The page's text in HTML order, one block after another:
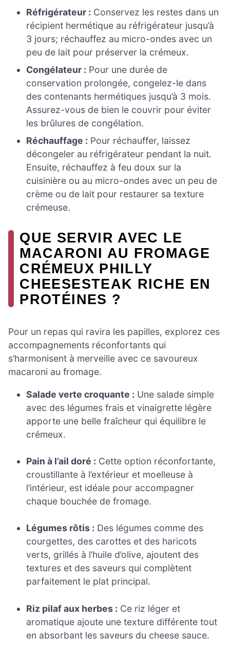
Réfrigérateur : Conservez les restes dans un
récipient hermétique au réfrigérateur jusqu’à
3 jours; réchauffez au micro-ondes avec un
peu de lait pour préserver la crémeux.
Congélateur : Pour une durée de
conservation prolongée, congelez-le dans
des contenants hermétiques jusqu’à 3 mois.
Assurez-vous de bien le couvrir pour éviter
les brûlures de congélation.
Réchauffage : Pour réchauffer, laissez
décongeler au réfrigérateur pendant la nuit.
Ensuite, réchauffez à feu doux sur la
cuisinière ou au micro-ondes avec un peu de
crème ou de lait pour restaurer sa texture
crémeuse.
QUE SERVIR AVEC LE
MACARONI AU FROMAGE
CRÉMEUX PHILLY
CHEESESTEAK RICHE EN
PROTÉINES ?
Pour un repas qui ravira les papilles, explorez ces
accompagnements réconfortants qui
s’harmonisent à merveille avec ce savoureux
macaroni au fromage.
Salade verte croquante : Une salade simple
avec des légumes frais et vinaigrette légère
apporte une belle fraîcheur qui équilibre le
crémeux.
Pain à l’ail doré : Cette option réconfortante,
croustillante à l’extérieur et moelleuse à
l’intérieur, est idéale pour accompagner
chaque bouchée de fromage.
Légumes rôtis : Des légumes comme des
courgettes, des carottes et des haricots
verts, grillés à l’huile d’olive, ajoutent des
textures et des saveurs qui complètent
parfaitement le plat principal.
Riz pilaf aux herbes : Ce riz léger et
aromatique ajoute une texture différente tout
en absorbant les saveurs du cheese sauce.